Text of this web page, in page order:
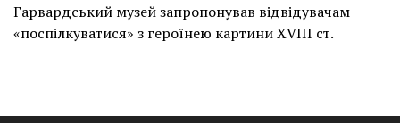
Гарвардський музей запропонував відвідувачам
«поспілкуватися» з героїнею картини XVIII ст.